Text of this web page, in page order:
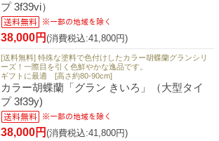
プ 3f39vi）
38,000円 (消費税込:41,800円)
[送料無料] 特殊な塗料で色付けしたカラー胡蝶蘭グランシリ
ーズ！一際目を引く色鮮やかな逸品です。
ギフトに最適 [高さ約80-90cm]
カラー胡蝶蘭「グラン きいろ」（大型タイ
プ 3f39y)
38,000円 (消費税込:41,800円)